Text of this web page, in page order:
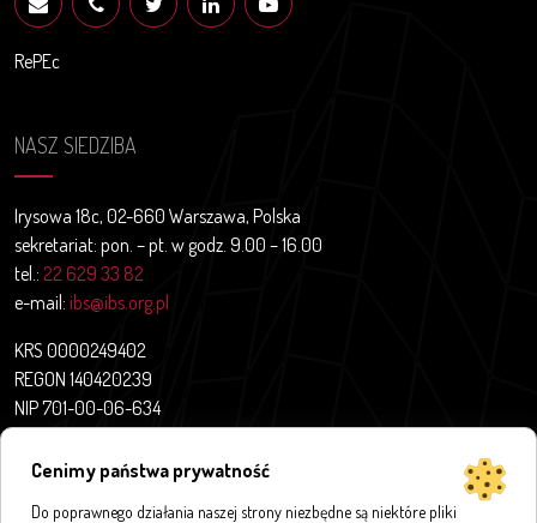
Cenimy państwa prywatność
Do poprawnego działania naszej strony niezbędne są niektóre pliki
RePEc
NASZ SIEDZIBA
Irysowa 18c, 02-660 Warszawa, Polska
sekretariat: pon. – pt. w godz. 9.00 – 16.00
tel.: 22 629 33 82
e-mail: ibs@ibs.org.pl
KRS 0000249402
REGON 140420239
NIP 701-00-06-634
O nas
Projekty badawcze